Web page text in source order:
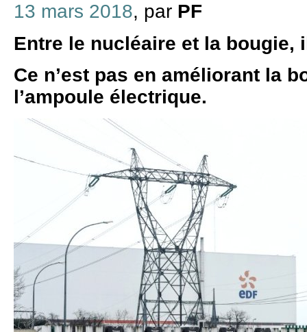
13 mars 2018, par PF
Entre le nucléaire et la bougie,
Ce n’est pas en améliorant la
l’ampoule électrique.